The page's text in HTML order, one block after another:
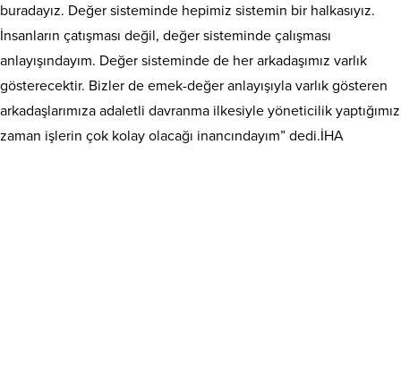
buradayız. Değer sisteminde hepimiz sistemin bir halkasıyız.
İnsanların çatışması değil, değer sisteminde çalışması
anlayışındayım. Değer sisteminde de her arkadaşımız varlık
gösterecektir. Bizler de emek-değer anlayışıyla varlık gösteren
arkadaşlarımıza adaletli davranma ilkesiyle yöneticilik yaptığımız
zaman işlerin çok kolay olacağı inancındayım” dedi.İHA